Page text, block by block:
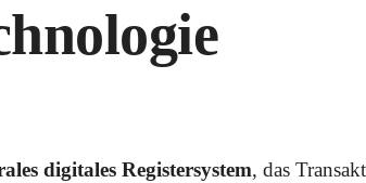
digitales Registersystem, das